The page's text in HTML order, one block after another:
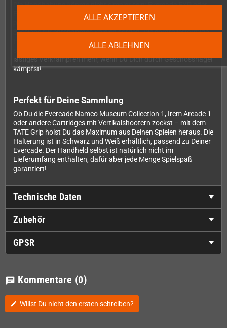
ALLE ABLEHNEN
ALLE AKZEPTIEREN
Die Handhabung könnte nicht simpler sein: Evercade EXP oder
EXP-R in den TATE Grip einsetzen, und schon hast Du zwei
perfekt geformte Handgriffe, die auch bei längeren Gaming-
Sessions für entspanntes Spielen sorgen. Die controllerförmige
Halterung mit ihren zwei stabilen Stützen gibt Deinem Handheld
sicheren Halt und liegt dabei angenehm in der Hand. Kein
lästiges Verkrampfen mehr, wenn Du Dich durch Geschosshagel
kämpfst!
Perfekt für Deine Sammlung
Ob Du die Evercade Namco Museum Collection 1, Irem Arcade 1
oder andere Cartridges mit Vertikalshootern zockst – mit dem
TATE Grip holst Du das Maximum aus Deinen Spielen heraus. Die
Halterung ist in Schwarz und Weiß erhältlich, passend zu Deiner
Evercade. Der Handheld selbst ist natürlich nicht im
Lieferumfang enthalten, dafür aber jede Menge Spielspaß
garantiert!
Technische Daten
Zubehör
GPSR
chat Kommentare (0)
edit Willst Du nicht den ersten schreiben?